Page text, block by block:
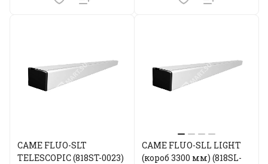
CAME FLUO-SLT
TELESCOPIC (818ST-0023)
CAME FLUO-SLL LIGHT
(короб 3300 мм) (818SL-